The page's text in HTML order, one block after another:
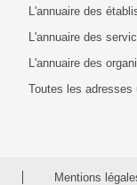
L'annuaire des
L'annuaire des
L'annuaire des
Toutes les adresses
Mentions